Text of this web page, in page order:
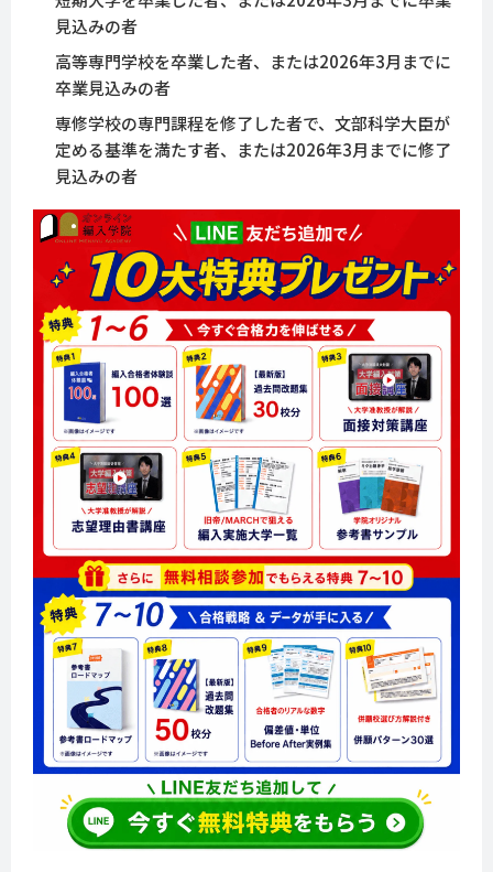
見込みの者
高等専門学校を卒業した者、または2026年3月までに
卒業見込みの者
専修学校の専門課程を修了した者で、文部科学大臣が
定める基準を満たす者、または2026年3月までに修了
見込みの者